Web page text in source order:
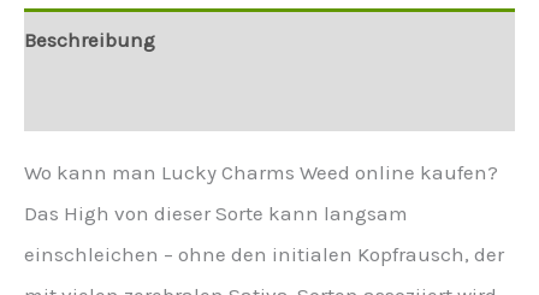
Beschreibung
Wo kann man Lucky Charms Weed online kaufen?
Das High von dieser Sorte kann langsam
einschleichen – ohne den initialen Kopfrausch, der